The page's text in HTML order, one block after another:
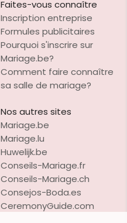
Faites-vous connaître
Inscription entreprise
Formules publicitaires
Pourquoi s'inscrire sur
Mariage.be?
Comment faire connaître
sa salle de mariage?
Nos autres sites
Mariage.be
Mariage.lu
Huwelijk.be
Conseils-Mariage.fr
Conseils-Mariage.ch
Consejos-Boda.es
CeremonyGuide.com